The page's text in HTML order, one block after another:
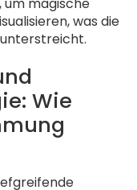
was die
Wie